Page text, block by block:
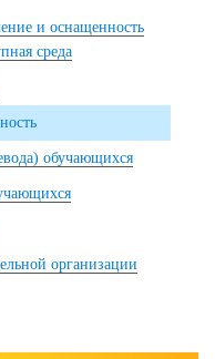
и оснащенность
среда
обучающихся
организации